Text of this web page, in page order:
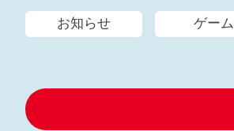
お知らせ ゲーム